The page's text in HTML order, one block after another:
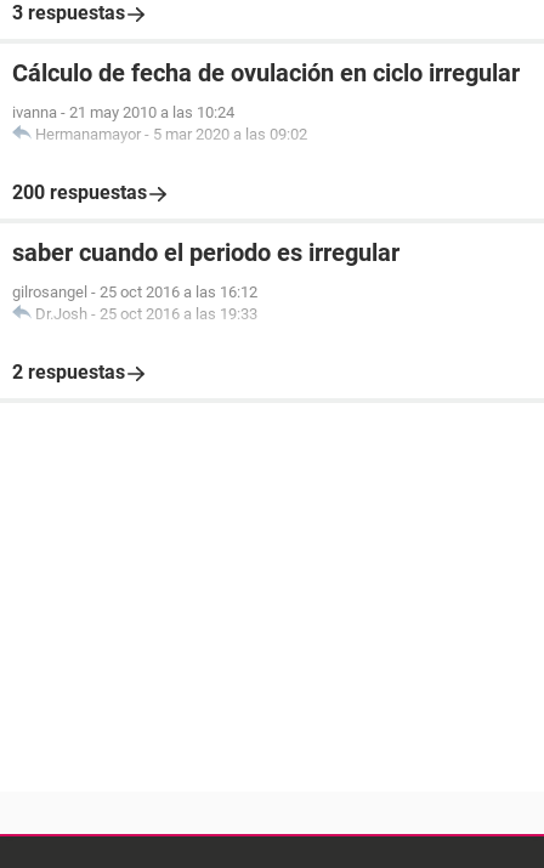
3 respuestas
Cálculo de fecha de ovulación en ciclo irregular
ivanna - 21 may 2010 a las 10:24
Hermanamayor - 5 mar 2020 a las 09:02
200 respuestas
saber cuando el periodo es irregular
gilrosangel - 25 oct 2016 a las 16:12
Dr.Josh - 25 oct 2016 a las 19:33
2 respuestas